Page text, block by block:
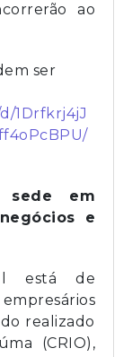
ao
ser
1Drfkrj4jJ
sede em
e
está de
realizado
(CRIO),